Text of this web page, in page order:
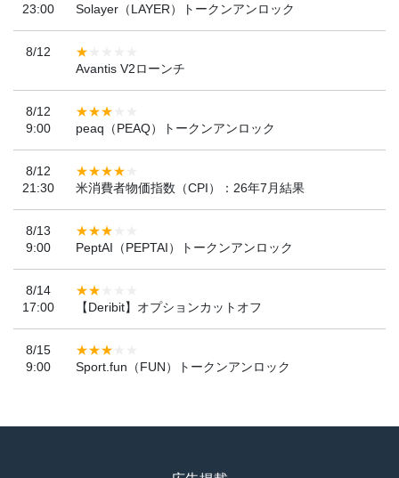
23:00
Solayer（LAYER）トークンアンロック
8/12
Avantis V2ローンチ
8/12
9:00
peaq（PEAQ）トークンアンロック
8/12
21:30
米消費者物価指数（CPI）：26年7月結果
8/13
9:00
PeptAI（PEPTAI）トークンアンロック
8/14
17:00
【Deribit】オプションカットオフ
8/15
9:00
Sport.fun（FUN）トークンアンロック